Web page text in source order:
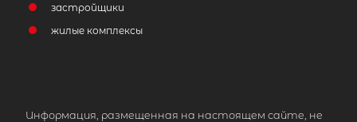
застройщики
жилые комплексы
Информация, размещенная на настоящем сайте, не